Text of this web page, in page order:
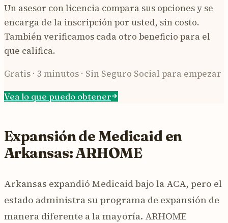
Un asesor con licencia compara sus opciones y se
encarga de la inscripción por usted, sin costo.
También verificamos cada otro beneficio para el
que califica.
Gratis · 3 minutos · Sin Seguro Social para empezar
Vea lo que puedo obtener
Expansión de Medicaid en
Arkansas: ARHOME
Arkansas expandió Medicaid bajo la ACA, pero el
estado administra su programa de expansión de
manera diferente a la mayoría. ARHOME